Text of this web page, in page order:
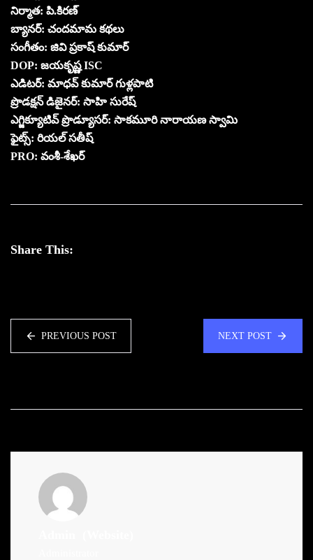
నిర్మాత: పి.కిరణ్
బ్యానర్: చందమామ కథలు
సంగీతం: జివి ప్రకాష్ కుమార్
DOP: జయకృష్ణ ISC
ఎడిటర్: మాధవ్ కుమార్ గుళ్లపాటి
ప్రొడక్షన్ డిజైనర్: సాహి సురేష్
ఎగ్జిక్యూటివ్ ప్రొడ్యూసర్: సాకమూరి నారాయణ స్వామి
ఫైట్స్: రియల్ సతీష్
PRO: వంశీ-శేఖర్
Share This:
PREVIOUS POST NEXT POST